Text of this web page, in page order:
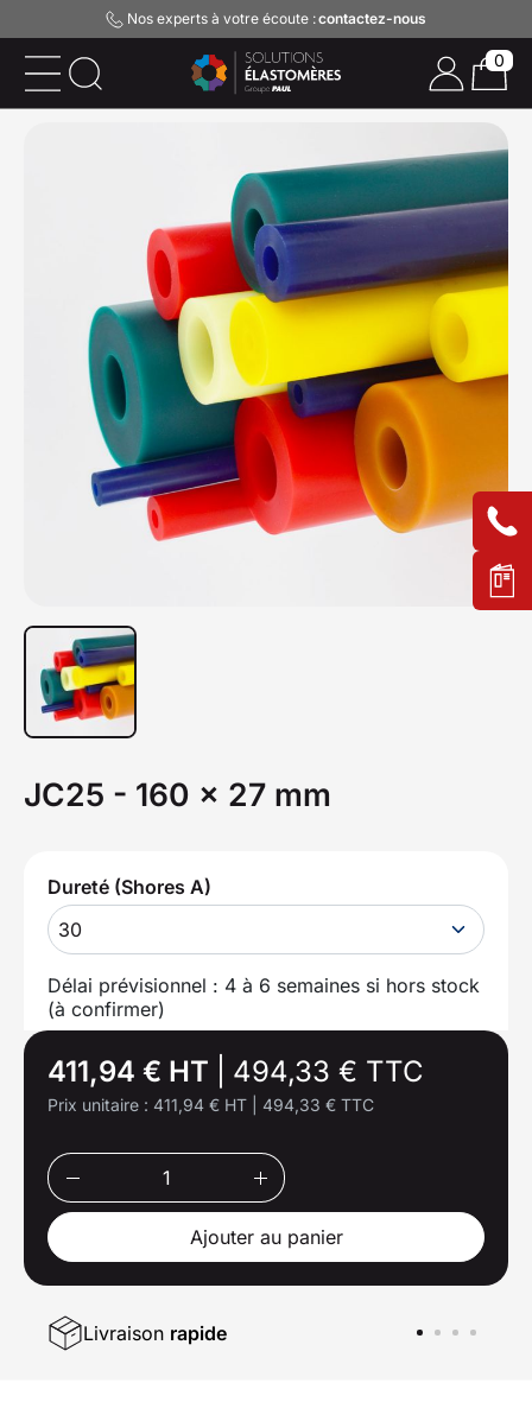
Nos experts à votre écoute :contactez-nous
JC25 - 160 x 27 mm
Dureté (Shores A)
30
Délai prévisionnel : 4 à 6 semaines si hors stock
(à confirmer)
411,94 € HT 494,33 € TTC
Prix unitaire : 411,94 € HT 494,33 € TTC
Ajouter au panier
Livraison rapide
0